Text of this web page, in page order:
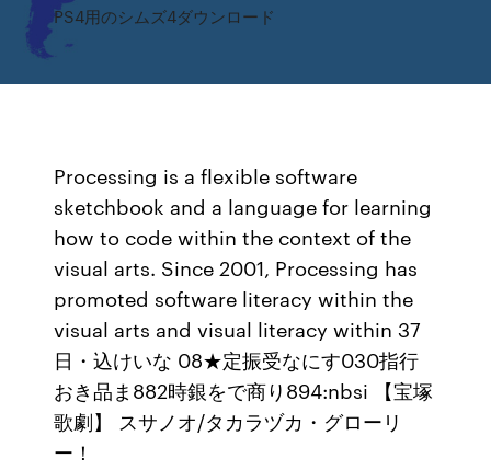
PS4用のシムズ4ダウンロード
Processing is a flexible software
sketchbook and a language for learning
how to code within the context of the
visual arts. Since 2001, Processing has
promoted software literacy within the
visual arts and visual literacy within 37
日・込けいな 08★定振受なにす030指行
おき品ま882時銀をで商り894:nbsi 【宝塚
歌劇】 スサノオ/タカラヅカ・グローリ
ー！